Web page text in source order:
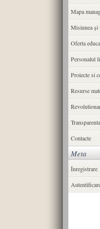
Mapa
Misiunea şi
Oferta
Personalul
Proiecte si
Resurse
Contacte
Meta
Înregistrare